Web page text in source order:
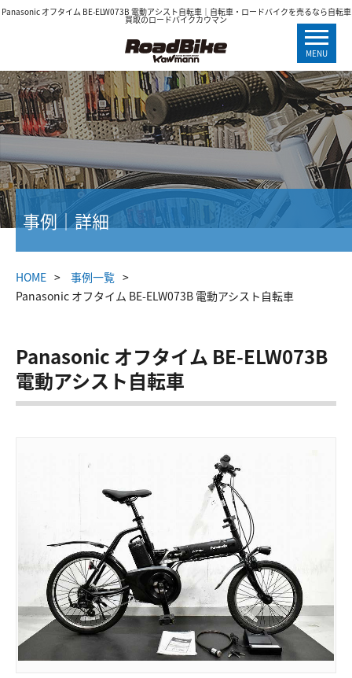
Panasonic オフタイム BE-ELW073B 電動アシスト自転車｜自転車・ロードバイクを売るなら自転車
買取のロードバイクカウマン
MENU
事例｜詳細
HOME
事例一覧
Panasonic オフタイム BE-ELW073B 電動アシスト自転車
Panasonic オフタイム BE-ELW073B
電動アシスト自転車